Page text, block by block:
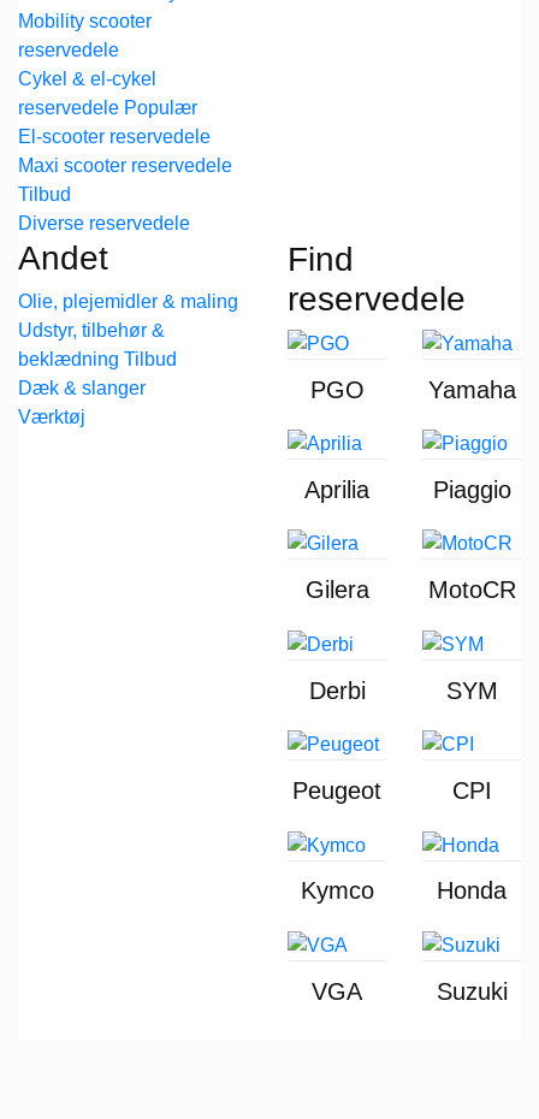
Mobility scooter
reservedele
Cykel & el-cykel
reservedele
El-scooter reservedele
Maxi scooter reservedele
Diverse reservedele
Andet
Olie, plejemidler & maling
Udstyr, tilbehør &
beklædning
Dæk & slanger
Værktøj
Find
reservedele
PGO Yamaha
Aprilia Piaggio
Gilera MotoCR
Derbi SYM
Peugeot CPI
Kymco Honda
VGA Suzuki